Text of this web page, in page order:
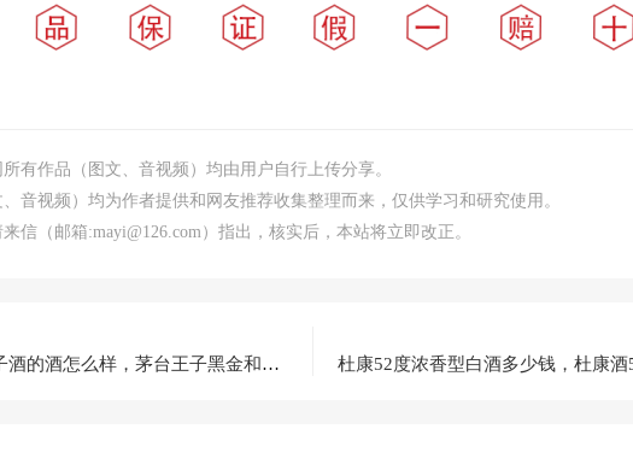
有作品（图文、音视频）均由用户自行上传分享。
音视频）均为作者提供和网友推荐收集整理而来，仅供学习和研究使用。
信（邮箱:mayi@126.com）指出，核实后，本站将立即改正。
宏基大曲黑金王子酒的酒怎么样，茅台王子黑金和黑金王子